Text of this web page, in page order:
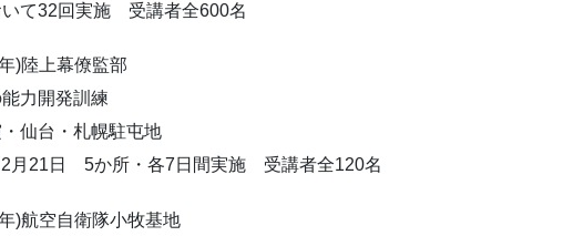
いて32回実施 受講者全600名
)陸上幕僚監部
力開発訓練
仙台・札幌駐屯地
2月21日 5か所・各7日間実施 受講者全120名
)航空自衛隊小牧基地